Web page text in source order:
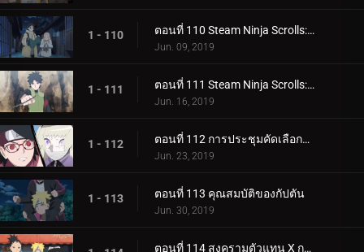
1 - 110 ตอนที่ 110 Steam Ninja Scrolls: น้ำพุร้อนฟื้นคืนชีพ!
Jun. 09, 2019
1 - 111 ตอนที่ 111 Steam Ninja Scrolls: ราชาแห่งมิไร!
Jun. 16, 2019
1 - 112 ตอนที่ 112 การประชุมคัดเลือกจูนิน
Jun. 23, 2019
1 - 113 ตอนที่ 113 คุณสมบัติของกัปตัน
Jun. 30, 2019
ตอนที่ 114 สงครามตัวแทน X การ์ด!